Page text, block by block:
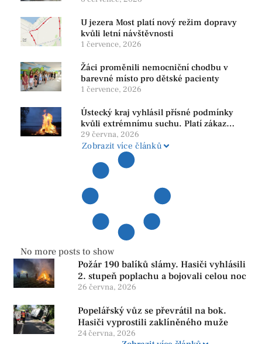
U jezera Most platí nový režim dopravy
kvůli letní návštěvnosti
1 července, 2026
Žáci proměnili nemocniční chodbu v
barevné místo pro dětské pacienty
1 července, 2026
Ústecký kraj vyhlásil přísné podmínky
kvůli extrémnímu suchu. Platí zákaz
ohňů i pyrotechniky
29 června, 2026
Zobrazit více článků
No more posts to show
Požár 190 balíků slámy. Hasiči vyhlásili
2. stupeň poplachu a bojovali celou noc
26 června, 2026
Popelářský vůz se převrátil na bok.
Hasiči vyprostili zaklíněného muže
24 června, 2026